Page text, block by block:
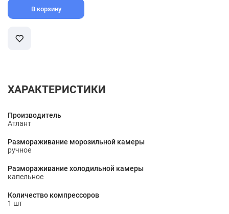
В корзину
ХАРАКТЕРИСТИКИ
Производитель
Атлант
Размораживание морозильной камеры
ручное
Размораживание холодильной камеры
капельное
Количество компрессоров
1 шт